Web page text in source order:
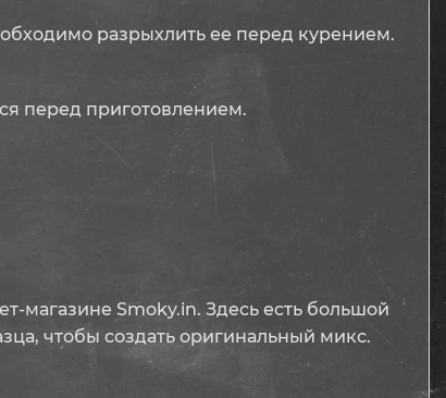
разрыхлить ее перед курением.
перед приготовлением.
магазине Smoky.in. Здесь есть большой
чтобы создать оригинальный микс.